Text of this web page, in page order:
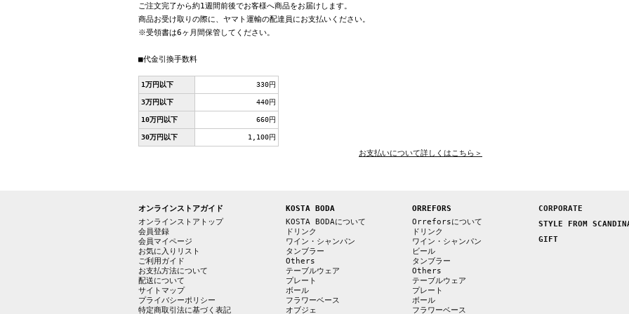
ご注文完了から約1週間前後でお客様へ商品をお届けします。
商品お受け取りの際に、ヤマト運輸の配達員にお支払いください。
※受領書は6ヶ月間保管してください。
■代金引換手数料
1万円以下 330円
3万円以下 440円
10万円以下 660円
30万円以下 1,100円
お支払いについて詳しくはこちら＞
オンラインストアガイド
オンラインストアトップ
会員登録
会員マイページ
お気に入りリスト
ご利用ガイド
お支払方法について
配送について
サイトマップ
プライバシーポリシー
特定商取引法に基づく表記
KOSTA BODA
KOSTA BODAについて
ドリンク
ワイン・シャンパン
タンブラー
Others
テーブルウェア
プレート
ボール
フラワーベース
オブジェ
ORREFORS
Orreforsについて
ドリンク
ワイン・シャンパン
ビール
タンブラー
Others
テーブルウェア
プレート
ボール
フラワーベース
CORPORATE
STYLE FROM
GIFT